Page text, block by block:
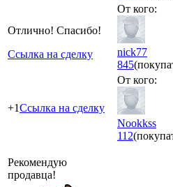
Отлично! Спасибо!
Ссылка на сделку
От кого:
nick77
845
+1Ссылка на сделку
От кого:
Nookkss
112
Рекомендую
продавца!